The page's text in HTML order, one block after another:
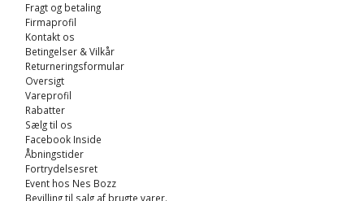
Fragt og betaling
Firmaprofil
Kontakt os
Betingelser & Vilkår
Returneringsformular
Oversigt
Vareprofil
Rabatter
Sælg til os
Facebook Inside
Åbningstider
Fortrydelsesret
Event hos Nes Bozz
Bevilling til salg af brugte varer.